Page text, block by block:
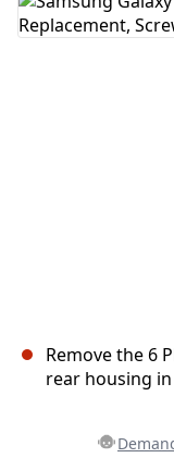
Ajouter un
Remove the 6
rear housing in